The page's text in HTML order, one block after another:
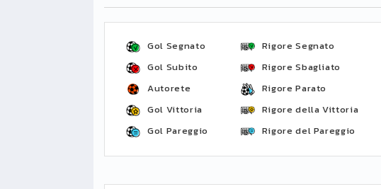
Gol Segnato
Gol Subito
Autorete
Gol Vittoria
Gol Pareggio
Rigore Segnato
Rigore Sbagliato
Rigore Parato
Rigore della Vittoria
Rigore del Pareggio